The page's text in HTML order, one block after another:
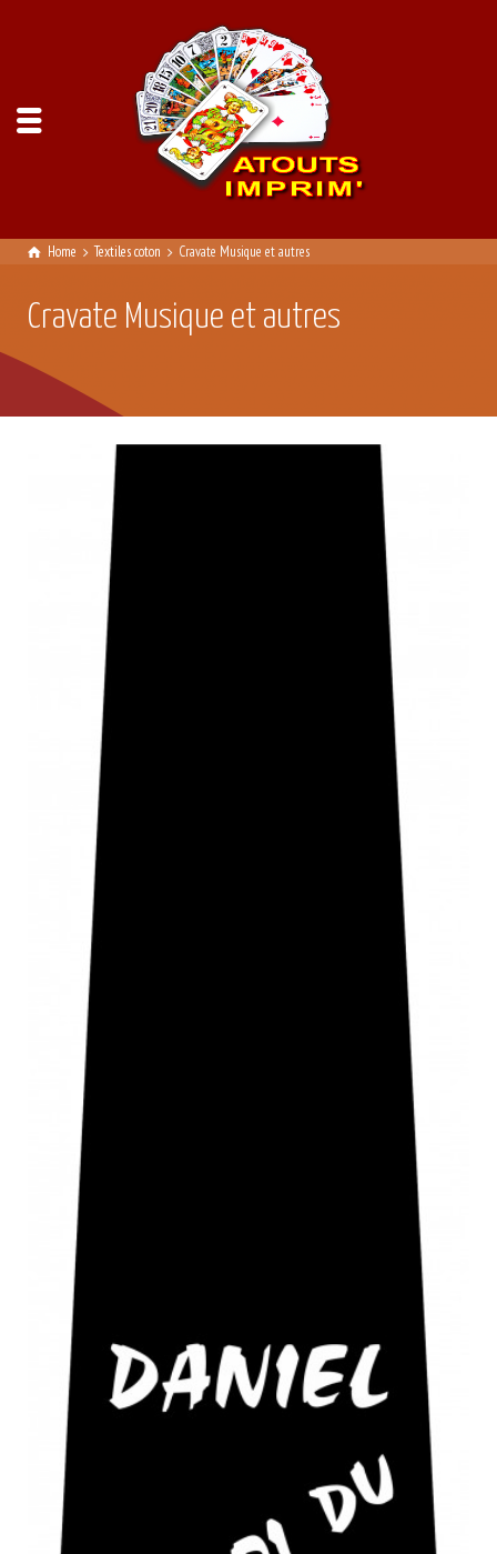
Home Textiles coton Cravate Musique et autres
Cravate Musique et autres